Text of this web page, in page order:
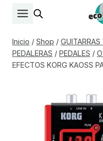
Inicio / Shop / GUITARRAS
PEDALERAS / PEDALES /
EFECTOS KORG KAOSS